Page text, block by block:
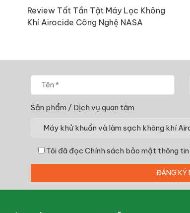
Review Tất Tần Tật Máy Lọc Không
Khí Airocide Công Nghệ NASA
Sản phẩm / Dịch vụ quan tâm
Tôi đã đọc Chính sách bảo mật thông tin